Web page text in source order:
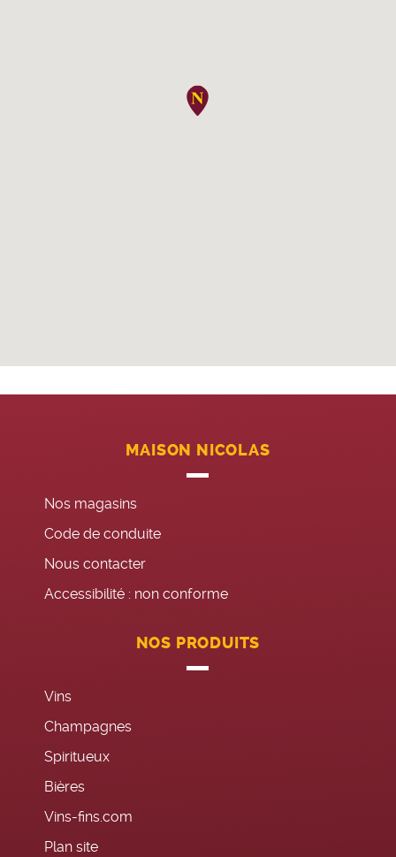
MAISON NICOLAS
Nos magasins
Code de conduite
Nous contacter
Accessibilité : non conforme
NOS PRODUITS
Vins
Champagnes
Spiritueux
Bières
Vins-fins.com
Plan site